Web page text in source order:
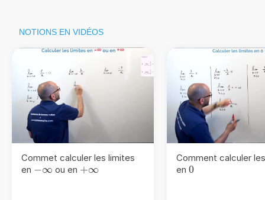
NOTIONS EN VIDÉOS
Commet calculer les limites
en
-
−∞ ou en +\infty
+∞
Comment calculer
en 0
0